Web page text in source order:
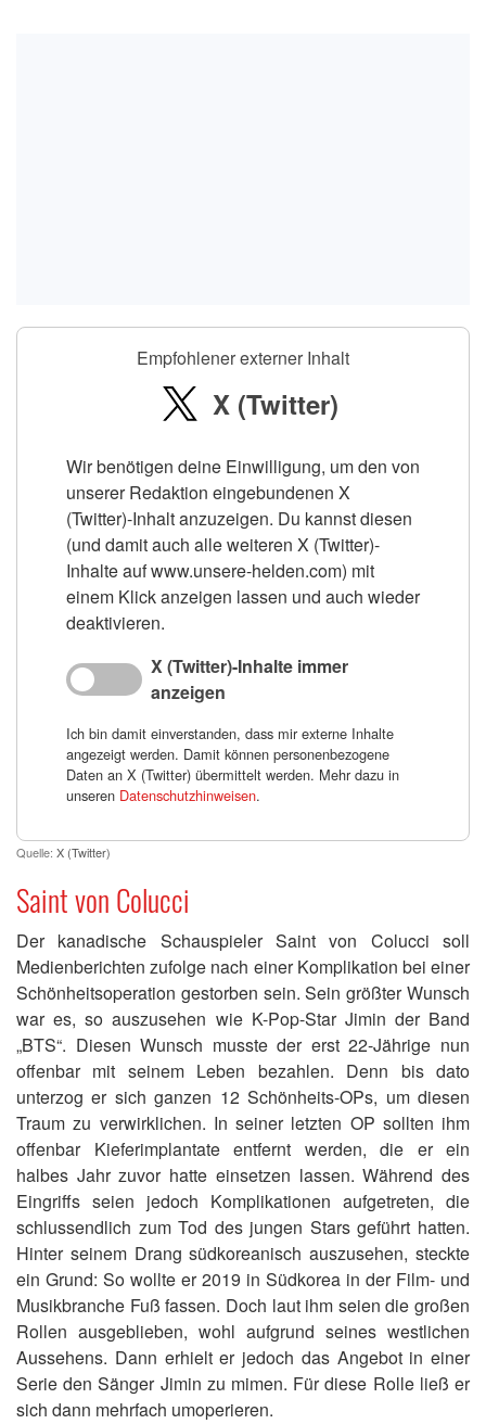
Empfohlener externer Inhalt
X (Twitter)
Wir benötigen deine Einwilligung, um den von
unserer Redaktion eingebundenen X
(Twitter)-Inhalt anzuzeigen. Du kannst diesen
(und damit auch alle weiteren X (Twitter)-
Inhalte auf www.unsere-helden.com) mit
einem Klick anzeigen lassen und auch wieder
deaktivieren.
X (Twitter)-Inhalte immer
anzeigen
Ich bin damit einverstanden, dass mir externe Inhalte
angezeigt werden. Damit können personenbezogene
Daten an X (Twitter) übermittelt werden. Mehr dazu in
unseren Datenschutzhinweisen.
Quelle: X (Twitter)
Saint von Colucci
Der kanadische Schauspieler Saint von Colucci soll
Medienberichten zufolge nach einer Komplikation bei einer
Schönheitsoperation gestorben sein. Sein größter Wunsch
war es, so auszusehen wie K-Pop-Star Jimin der Band
„BTS“. Diesen Wunsch musste der erst 22-Jährige nun
offenbar mit seinem Leben bezahlen. Denn bis dato
unterzog er sich ganzen 12 Schönheits-OPs, um diesen
Traum zu verwirklichen. In seiner letzten OP sollten ihm
offenbar Kieferimplantate entfernt werden, die er ein
halbes Jahr zuvor hatte einsetzen lassen. Während des
Eingriffs seien jedoch Komplikationen aufgetreten, die
schlussendlich zum Tod des jungen Stars geführt hatten.
Hinter seinem Drang südkoreanisch auszusehen, steckte
ein Grund: So wollte er 2019 in Südkorea in der Film- und
Musikbranche Fuß fassen. Doch laut ihm seien die großen
Rollen ausgeblieben, wohl aufgrund seines westlichen
Aussehens. Dann erhielt er jedoch das Angebot in einer
Serie den Sänger Jimin zu mimen. Für diese Rolle ließ er
sich dann mehrfach umoperieren.